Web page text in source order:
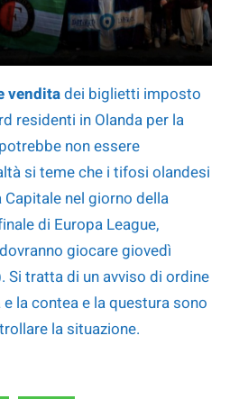
venditadei biglietti imposto
residenti in Olanda per la
non essere
si teme che i tifosi olandesi
nel giorno della
di Europa League,
giocare giovedì
Si tratta di un avviso di ordine
la contea e la questura sono
la situazione.